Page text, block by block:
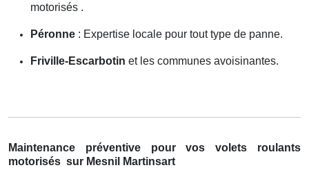
motorisés .
Péronne : Expertise locale pour tout type de panne.
Friville-Escarbotin et les communes avoisinantes.
Maintenance préventive pour vos volets roulants
motorisés sur Mesnil Martinsart